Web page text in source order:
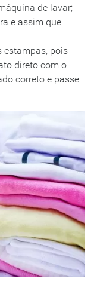
de lavar;
e assim que
estampas, pois
direto com o
correto e passe